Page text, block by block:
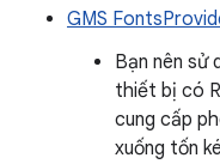
GMS
Bạn nên sử
thiết bị có
cung cấp
xuống tốn